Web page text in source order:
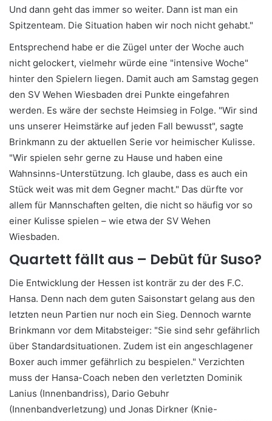
Und dann geht das immer so weiter. Dann ist man ein
Spitzenteam. Die Situation haben wir noch nicht gehabt."
Entsprechend habe er die Zügel unter der Woche auch
nicht gelockert, vielmehr würde eine "intensive Woche"
hinter den Spielern liegen. Damit auch am Samstag gegen
den SV Wehen Wiesbaden drei Punkte eingefahren
werden. Es wäre der sechste Heimsieg in Folge. "Wir sind
uns unserer Heimstärke auf jeden Fall bewusst", sagte
Brinkmann zu der aktuellen Serie vor heimischer Kulisse.
"Wir spielen sehr gerne zu Hause und haben eine
Wahnsinns-Unterstützung. Ich glaube, dass es auch ein
Stück weit was mit dem Gegner macht." Das dürfte vor
allem für Mannschaften gelten, die nicht so häufig vor so
einer Kulisse spielen – wie etwa der SV Wehen
Wiesbaden.
Quartett fällt aus – Debüt für Suso?
Die Entwicklung der Hessen ist konträr zu der des F.C.
Hansa. Denn nach dem guten Saisonstart gelang aus den
letzten neun Partien nur noch ein Sieg. Dennoch warnte
Brinkmann vor dem Mitabsteiger: "Sie sind sehr gefährlich
über Standardsituationen. Zudem ist ein angeschlagener
Boxer auch immer gefährlich zu bespielen." Verzichten
muss der Hansa-Coach neben den verletzten Dominik
Lanius (Innenbandriss), Dario Gebuhr
(Innenbandverletzung) und Jonas Dirkner (Knie-